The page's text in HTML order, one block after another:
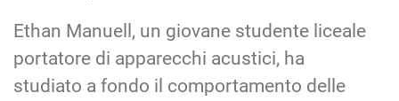
Ethan Manuell, un giovane studente liceale
portatore di apparecchi acustici, ha
studiato a fondo il comportamento delle